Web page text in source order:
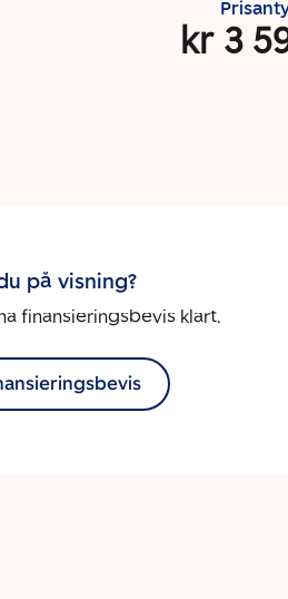
kr 3
på visning?
finansieringsbevis klart.